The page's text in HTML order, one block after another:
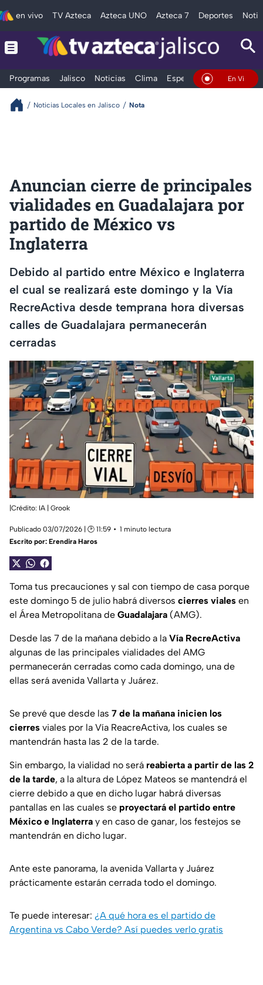
en vivo TV Azteca Azteca UNO Azteca 7 Deportes
Programas Jalisco Noticias Clima Espectáculos Deportes
En Vivo
Noticias Locales en Jalisco Nota
Anuncian cierre de principales
vialidades en Guadalajara por
partido de México vs
Inglaterra
Debido al partido entre México e Inglaterra
el cual se realizará este domingo y la Vía
RecreActiva desde temprana hora diversas
calles de Guadalajara permanecerán
cerradas
|Crédito: IA | Grook
Publicado 03/07/2026 | 🕑 11:59
1 minuto lectura
Escrito por: Erendira Haros
Toma tus precauciones y sal con tiempo de casa porque
este domingo 5 de julio habrá diversos cierres viales en
el Área Metropolitana de Guadalajara (AMG).
Desde las 7 de la mañana debido a la Vía RecreActiva
algunas de las principales vialidades del AMG
permanecerán cerradas como cada domingo, una de
ellas será avenida Vallarta y Juárez.
Se prevé que desde las 7 de la mañana inicien los
cierres viales por la Vía ReacreActiva, los cuales se
mantendrán hasta las 2 de la tarde.
Sin embargo, la vialidad no será reabierta a partir de las 2
de la tarde, a la altura de López Mateos se mantendrá el
cierre debido a que en dicho lugar habrá diversas
pantallas en las cuales se proyectará el partido entre
México e Inglaterra y en caso de ganar, los festejos se
mantendrán en dicho lugar.
Ante este panorama, la avenida Vallarta y Juárez
prácticamente estarán cerrada todo el domingo.
Te puede interesar: ¿A qué hora es el partido de
Argentina vs Cabo Verde? Así puedes verlo gratis